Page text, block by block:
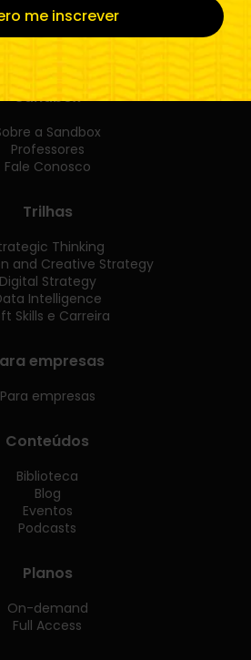
Sandbox
a Sandbox
Professores
Fale Conosco
Trilhas
Thinking
and Creative Strategy
Digital Strategy
Intelligence
Skills e Carreira
empresas
Para empresas
Conteúdos
Biblioteca
Blog
Eventos
Podcasts
Planos
On-demand
Full Access
me inscrever